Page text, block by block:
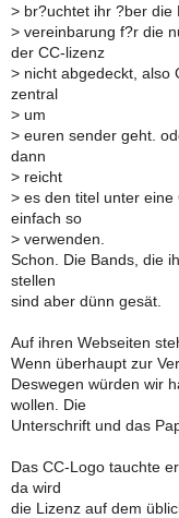
> br?uchtet ihr ?ber die
> vereinbarung f?r die
der CC-lizenz
> nicht abgedeckt, also
zentral
> um
> euren sender geht.
dann
> reicht
> es den titel unter eine
einfach so
> verwenden.
Schon. Die Bands, die
stellen
sind aber dünn gesät.
Auf ihren Webseiten
Wenn überhaupt zur
Deswegen würden wir
wollen. Die
Unterschrift und das
Das CC-Logo tauchte
da wird
die Lizenz auf dem